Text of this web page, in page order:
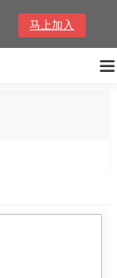
马上加入
